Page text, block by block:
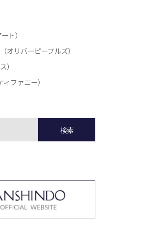
ト）
オリバーピープルズ）
）
ファニー）